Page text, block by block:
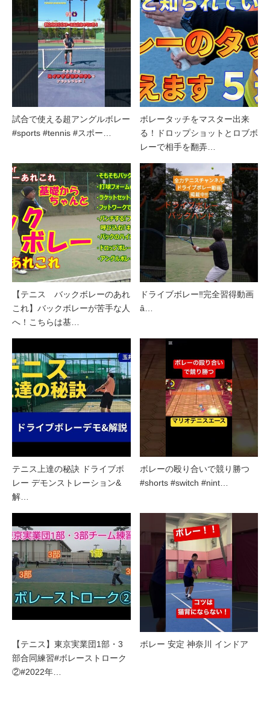
試合で使える超アングルボレー
#sports #tennis #スポー…
ボレータッチをマスター出来
る！ドロップショットとロブボ
レーで相手を翻弄…
【テニス バックボレーのあれ
これ】バックボレーが苦手な人
へ！こちらは基…
ドライブボレー‼️完全習得動画
ȃ…
テニス上達の秘訣 ドライブボ
レー デモンストレーション&
解…
ボレーの殴り合いで競り勝つ
#shorts #switch #nint…
【テニス】東京実業団1部・3
部合同練習#ボレーストローク
②#2022年…
ボレー 安定 神奈川 インドア